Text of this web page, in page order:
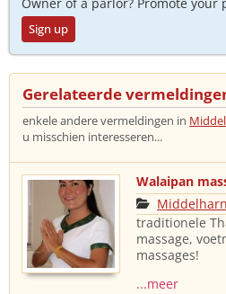
Sign up
Gerelateerde
enkele andere vermeldingen in
u misschien interesseren...
Walaipan
traditionele
massage,
massages!
...meer